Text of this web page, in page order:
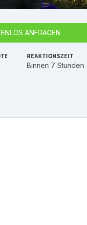
ANFRAGEN
REAKTIONSZEIT
Binnen 7 Stunden